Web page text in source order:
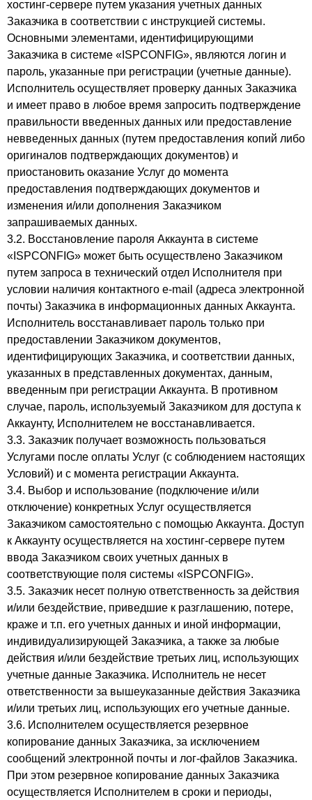
хостинг-сервере путем указания учетных данных
Заказчика в соответствии с инструкцией системы.
Основными элементами, идентифицирующими
Заказчика в системе «ISPCONFIG», являются логин и
пароль, указанные при регистрации (учетные данные).
Исполнитель осуществляет проверку данных Заказчика
и имеет право в любое время запросить подтверждение
правильности введенных данных или предоставление
невведенных данных (путем предоставления копий либо
оригиналов подтверждающих документов) и
приостановить оказание Услуг до момента
предоставления подтверждающих документов и
изменения и/или дополнения Заказчиком
запрашиваемых данных.
3.2. Восстановление пароля Аккаунта в системе
«ISPCONFIG» может быть осуществлено Заказчиком
путем запроса в технический отдел Исполнителя при
условии наличия контактного e-mail (адреса электронной
почты) Заказчика в информационных данных Аккаунта.
Исполнитель восстанавливает пароль только при
предоставлении Заказчиком документов,
идентифицирующих Заказчика, и соответствии данных,
указанных в представленных документах, данным,
введенным при регистрации Аккаунта. В противном
случае, пароль, используемый Заказчиком для доступа к
Аккаунту, Исполнителем не восстанавливается.
3.3. Заказчик получает возможность пользоваться
Услугами после оплаты Услуг (с соблюдением настоящих
Условий) и с момента регистрации Аккаунта.
3.4. Выбор и использование (подключение и/или
отключение) конкретных Услуг осуществляется
Заказчиком самостоятельно с помощью Аккаунта. Доступ
к Аккаунту осуществляется на хостинг-сервере путем
ввода Заказчиком своих учетных данных в
соответствующие поля системы «ISPCONFIG».
3.5. Заказчик несет полную ответственность за действия
и/или бездействие, приведшие к разглашению, потере,
краже и т.п. его учетных данных и иной информации,
индивидуализирующей Заказчика, а также за любые
действия и/или бездействие третьих лиц, использующих
учетные данные Заказчика. Исполнитель не несет
ответственности за вышеуказанные действия Заказчика
и/или третьих лиц, использующих его учетные данные.
3.6. Исполнителем осуществляется резервное
копирование данных Заказчика, за исключением
сообщений электронной почты и лог-файлов Заказчика.
При этом резервное копирование данных Заказчика
осуществляется Исполнителем в сроки и периоды,